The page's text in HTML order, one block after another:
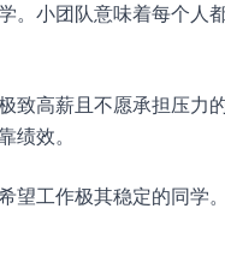
。小团队意味着每个人
致高薪且不愿承担压力
绩效。
望工作极其稳定的同学